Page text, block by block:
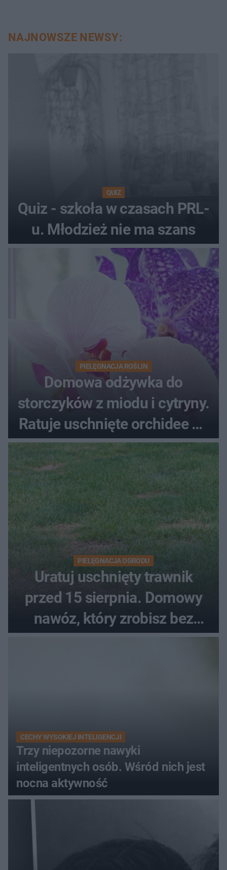
NAJNOWSZE NEWSY:
QUIZ
Quiz - szkoła w czasach PRL-
u. Młodzież nie ma szans
PIELĘGNACJA ROŚLIN
Domowa odżywka do
storczyków z miodu i cytryny.
Ratuje uschnięte orchidee po
upałach
PIELĘGNACJA OGRODU
Uratuj uschnięty trawnik
przed 15 sierpnia. Domowy
nawóz, który zrobisz bez
wydawania pieniędzy
CECHY WYSOKIEJ INTELIGENCJI
Trzy niepozorne nawyki
inteligentnych osób. Wśród nich jest
nocna aktywność